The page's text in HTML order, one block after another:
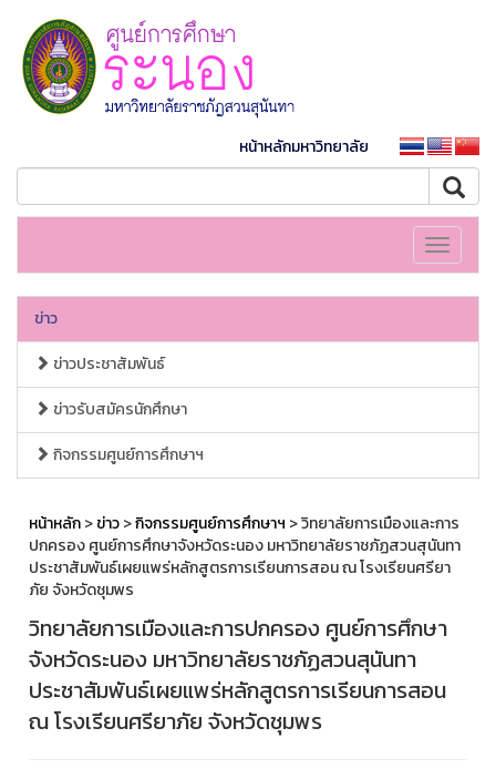
หน้าหลักมหาวิทยาลัย
Toggle
ข่าว
ข่าวประชาสัมพันธ์
ข่าวรับสมัครนักศึกษา
กิจกรรมศูนย์การศึกษาฯ
หน้าหลัก>ข่าว>กิจกรรมศูนย์การศึกษาฯ > วิทยาลัยการเมืองและการ
ปกครอง ศูนย์การศึกษาจังหวัดระนอง มหาวิทยาลัยราชภัฏสวนสุนันทา
ประชาสัมพันธ์เผยแพร่หลักสูตรการเรียนการสอน ณ โรงเรียนศรียา
ภัย จังหวัดชุมพร
วิทยาลัยการเมืองและการปกครอง ศูนย์การศึกษา
จังหวัดระนอง มหาวิทยาลัยราชภัฏสวนสุนันทา
ประชาสัมพันธ์เผยแพร่หลักสูตรการเรียนการสอน
ณ โรงเรียนศรียาภัย จังหวัดชุมพร